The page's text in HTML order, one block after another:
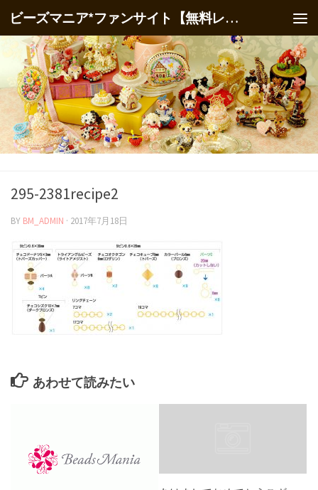
ビーズマニア*ファンサイト【無料レシピ】
295-2381recipe2
BY BM_ADMIN · 2017年7月18日
あわせて読みたい